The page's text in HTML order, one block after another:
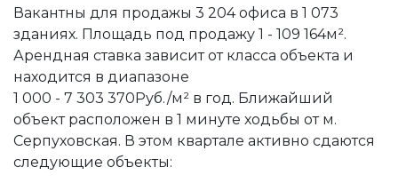
Вакантны для продажы 3 204 офиса в 1 073
зданиях. Площадь под продажу 1 - 109 164м².
Арендная ставка зависит от класса объекта и
находится в диапазоне
1 000 - 7 303 370Руб./м² в год . Ближайший
объект расположен в 1 минуте ходьбы от м.
Серпуховская. В этом квартале активно сдаются
следующие объекты: